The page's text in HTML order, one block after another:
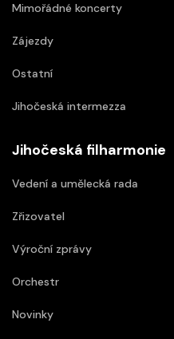
Mimořádné koncerty
Zájezdy
Ostatní
Jihočeská intermezza
Jihočeská filharmonie
Vedení a umělecká rada
Zřizovatel
Výroční zprávy
Orchestr
Novinky